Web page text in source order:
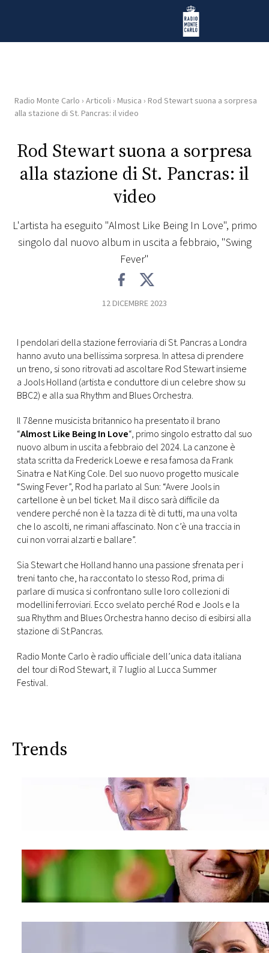
Radio Monte Carlo
HOME
RADIO
WEB
PLAYLIST
EVENTI
VIDEO
TV
PRINCIPATO
DI
MONACO
RMC
CONSIGLIA
Radio Monte Carlo › Articoli › Musica › Rod Stewart suona a sorpresa
alla stazione di St. Pancras: il video
Rod Stewart suona a sorpresa
alla stazione di St. Pancras: il
video
L'artista ha eseguito "Almost Like Being In Love", primo
singolo dal nuovo album in uscita a febbraio, "Swing
Fever"
12 DICEMBRE 2023
I pendolari della stazione ferroviaria di St. Pancras a Londra
hanno avuto una bellissima sorpresa. In attesa di prendere
un treno, si sono ritrovati ad ascoltare Rod Stewart insieme
a Jools Holland (artista e conduttore di un celebre show su
BBC2) e alla sua Rhythm and Blues Orchestra.
Il 78enne musicista britannico ha presentato il brano
“Almost Like Being In Love“, primo singolo estratto dal suo
nuovo album in uscita a febbraio del 2024. La canzone è
stata scritta da Frederick Loewe e resa famosa da Frank
Sinatra e Nat King Cole. Del suo nuovo progetto musicale
“Swing Fever”, Rod ha parlato al Sun: “Avere Jools in
cartellone è un bel ticket. Ma il disco sarà difficile da
vendere perché non è la tazza di tè di tutti, ma una volta
che lo ascolti, ne rimani affascinato. Non c’è una traccia in
cui non vorrai alzarti e ballare”.
Sia Stewart che Holland hanno una passione sfrenata per i
treni tanto che, ha raccontato lo stesso Rod, prima di
parlare di musica si confrontano sulle loro collezioni di
modellini ferroviari. Ecco svelato perché Rod e Jools e la
sua Rhythm and Blues Orchestra hanno deciso di esibirsi alla
stazione di St.Pancras.
Radio Monte Carlo è radio ufficiale dell’unica data italiana
del tour di Rod Stewart, il 7 luglio al Lucca Summer
Festival.
Trends